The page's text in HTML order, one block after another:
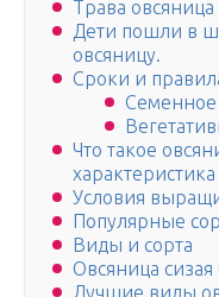
Трава
Дети пошли в
овсяницу.
Сроки и
Что такое
Условия
Популярные
Виды и сорта
Овсяница сизая
Лучшие виды